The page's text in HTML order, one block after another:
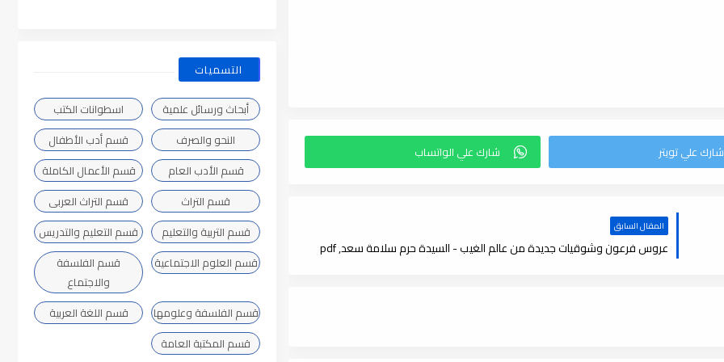
المقال السابق
عروس فرعون وشوقيات جديدة من عالم الغيب - السيدة حرم سلامة سعد, pdf
التسميات
أبحاث ورسائل علمية
اسطوانات الكتب
النحو والصرف
قسم أدب الأطفال
قسم الأدب العام
قسم الأعمال الكاملة
قسم التراث
قسم التراث العربى
قسم التربية والتعليم
قسم التعليم والتدريس
قسم العلوم الاجتماعية
قسم الفلسفة
والاجتماع
قسم الفلسفة وعلومها
قسم اللغة العربية
قسم المكتبة العامة